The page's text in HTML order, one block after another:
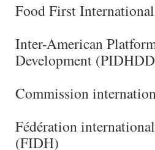
Food First
Inter-American
Development
Commission
Fédération
(FIDH)